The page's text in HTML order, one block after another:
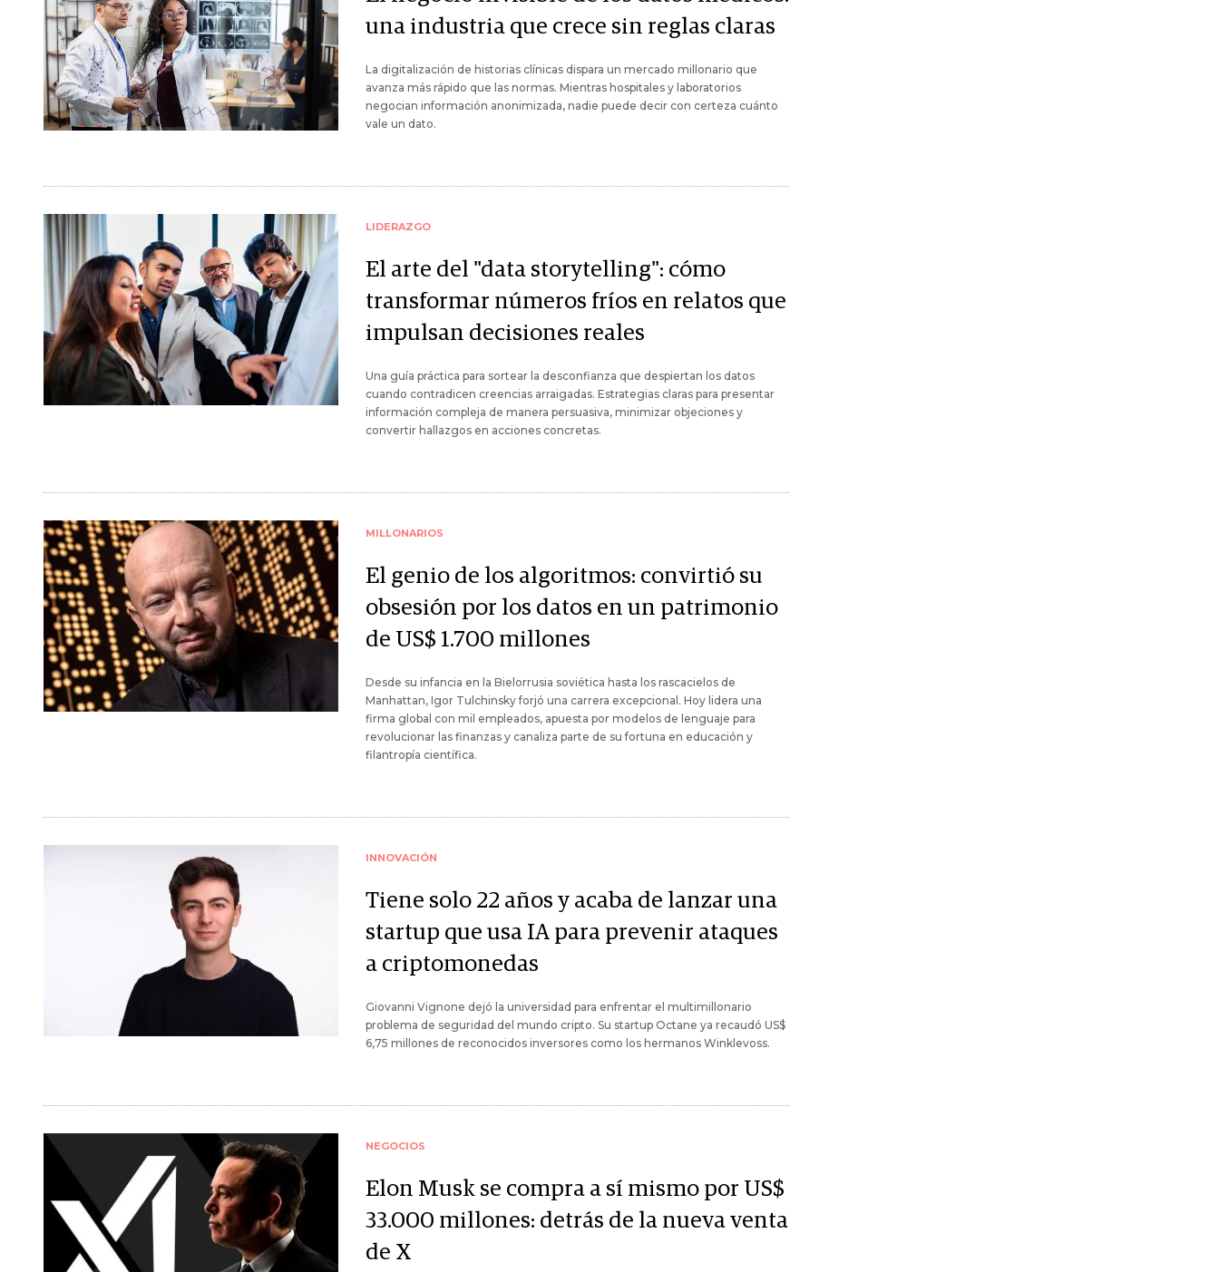
una industria que crece sin reglas claras
La digitalización de historias clínicas dispara un mercado millonario que
avanza más rápido que las normas. Mientras hospitales y laboratorios
negocian información anonimizada, nadie puede decir con certeza cuánto
vale un dato.
LIDERAZGO
El arte del "data storytelling": cómo
transformar números fríos en relatos que
impulsan decisiones reales
Una guía práctica para sortear la desconfianza que despiertan los datos
cuando contradicen creencias arraigadas. Estrategias claras para presentar
información compleja de manera persuasiva, minimizar objeciones y
convertir hallazgos en acciones concretas.
MILLONARIOS
El genio de los algoritmos: convirtió su
obsesión por los datos en un patrimonio
de US$ 1.700 millones
Desde su infancia en la Bielorrusia soviética hasta los rascacielos de
Manhattan, Igor Tulchinsky forjó una carrera excepcional. Hoy lidera una
firma global con mil empleados, apuesta por modelos de lenguaje para
revolucionar las finanzas y canaliza parte de su fortuna en educación y
filantropía científica.
INNOVACIÓN
Tiene solo 22 años y acaba de lanzar una
startup que usa IA para prevenir ataques
a criptomonedas
Giovanni Vignone dejó la universidad para enfrentar el multimillonario
problema de seguridad del mundo cripto. Su startup Octane ya recaudó US$
6,75 millones de reconocidos inversores como los hermanos Winklevoss.
NEGOCIOS
Elon Musk se compra a sí mismo por US$
33.000 millones: detrás de la nueva venta
de X